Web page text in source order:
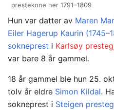
prestekone her 1791–1809
Hun var datter av Maren
Eiler Hagerup Kaurin
sokneprest i Karlsøy
var bare 8 år gammel.
18 år gammel ble hun 25.
tolv år eldre Simon Kildal.
sokneprest i Steigen